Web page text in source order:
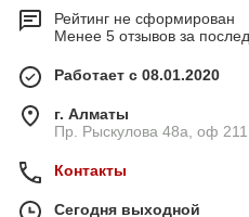
Рейтинг не сформирован
Менее 5 отзывов за
Работает с 08.01.2020
г. Алматы
Пр. Рыскулова 48а, оф
Контакты
Сегодня выходной